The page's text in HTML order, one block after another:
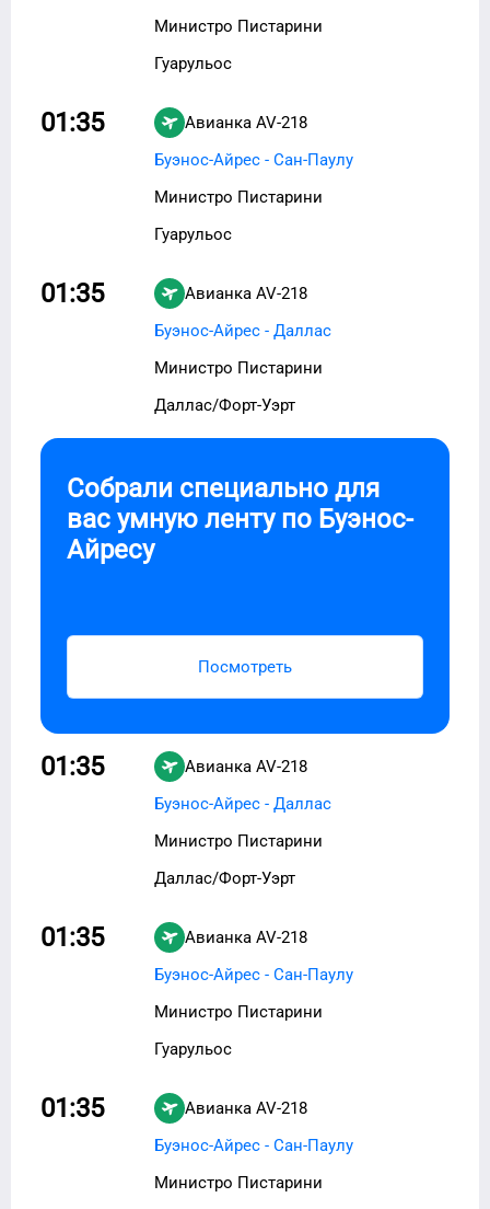
Министро Пистарини
Гуарульос
01:35 Авианка AV-218
Буэнос-Айрес - Сан-Паулу
Министро Пистарини
Гуарульос
01:35 Авианка AV-218
Буэнос-Айрес - Даллас
Министро Пистарини
Даллас/Форт-Уэрт
Собрали специально для
вас умную ленту по Буэнос-
Айресу
Посмотреть
01:35 Авианка AV-218
Буэнос-Айрес - Даллас
Министро Пистарини
Даллас/Форт-Уэрт
01:35 Авианка AV-218
Буэнос-Айрес - Сан-Паулу
Министро Пистарини
Гуарульос
01:35 Авианка AV-218
Буэнос-Айрес - Сан-Паулу
Министро Пистарини